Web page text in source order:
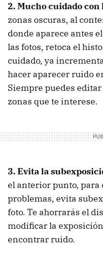
2. Mucho cuidado con
zonas oscuras, al
donde aparece antes
las fotos, retoca el
cuidado, ya
hacer aparecer ruido
Siempre puedes
zonas que te interese.
3. Evita la
el anterior punto, para
problemas, evita
foto. Te ahorrarás el
modificar la
encontrar ruido.